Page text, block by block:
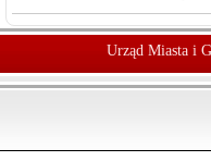
Urząd Miasta i